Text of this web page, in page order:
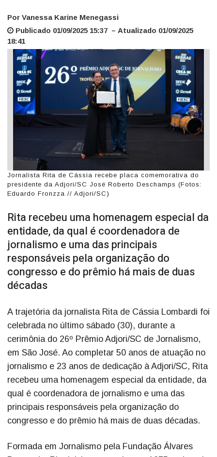
Por Vanessa Karine Menegassi
Publicado 01/09/2025 15:37 – Atualizado 01/09/2025
18:41
Jornalista Rita de Cássia recebe placa comemorativa do
presidente da Adjori/SC José Roberto Deschamps (Fotos:
Eduardo Fronzza // Adjori/SC)
Rita recebeu uma homenagem especial da
entidade, da qual é coordenadora de
jornalismo e uma das principais
responsáveis pela organização do
congresso e do prêmio há mais de duas
décadas
A trajetória da jornalista Rita de Cássia Lombardi foi
celebrada no último sábado (30), durante a
cerimônia do 26º Prêmio Adjori/SC de Jornalismo,
em São José. Ao completar 50 anos de atuação no
jornalismo e 23 anos de dedicação à Adjori/SC, Rita
recebeu uma homenagem especial da entidade, da
qual é coordenadora de jornalismo e uma das
principais responsáveis pela organização do
congresso e do prêmio há mais de duas décadas.
Formada em Jornalismo pela Fundação Álvares